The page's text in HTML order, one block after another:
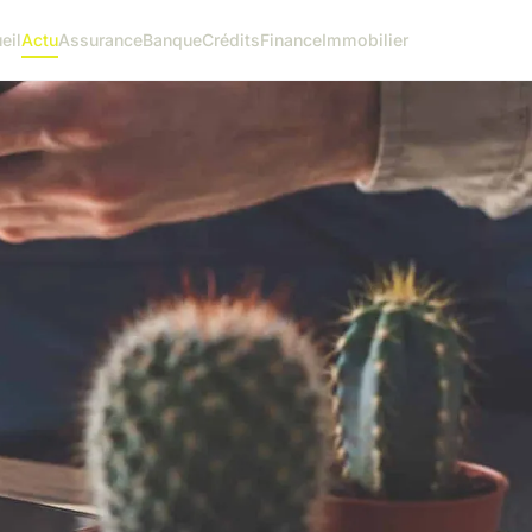
ActuAssuranceBanqueCréditsFinanceImmobilier